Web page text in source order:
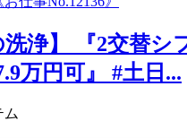
洗浄】 『2交替シ
万円可』 #土日...
ム